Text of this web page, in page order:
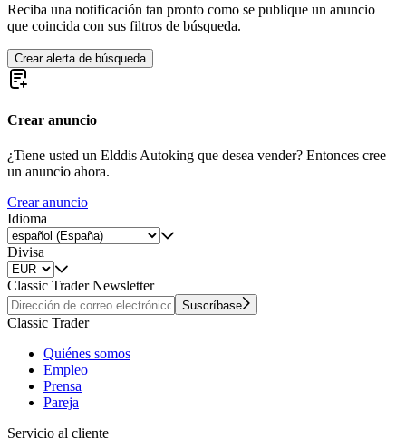
Reciba una notificación tan pronto como se publique un anuncio
que coincida con sus filtros de búsqueda.
Crear alerta de búsqueda
Crear anuncio
¿Tiene usted un Elddis Autoking que desea vender? Entonces cree
un anuncio ahora.
Crear anuncio
Idioma
Divisa
Classic Trader Newsletter
Suscríbase
Classic Trader
Quiénes somos
Empleo
Prensa
Pareja
Servicio al cliente